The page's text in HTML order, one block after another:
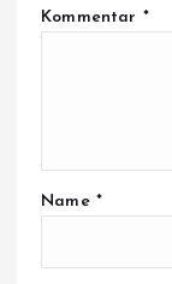
Kommentar *
Name *